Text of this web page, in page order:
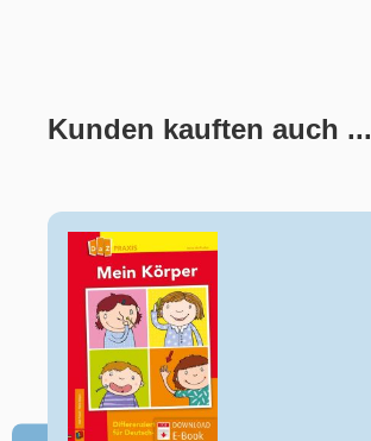
Produktgalerie überspringen
Kunden kauften auch ...
Mein Körper